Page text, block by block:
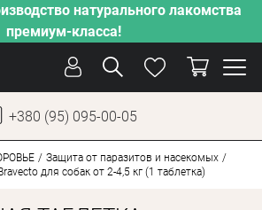
натурального лакомства
премиум-класса!
+380 (95) 095-00-05
Защита от паразитов и насекомых
для собак от 2-4,5 кг (1 таблетка)